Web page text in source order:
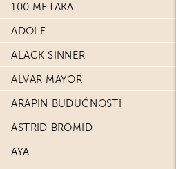
100 METAKA
ADOLF
ALACK SINNER
ALVAR MAYOR
ARAPIN BUDUĆNOSTI
ASTRID BROMID
AYA